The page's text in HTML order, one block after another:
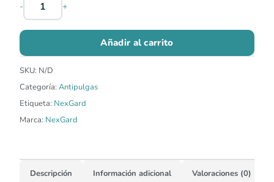
- +
Añadir al carrito
SKU: N/D
Categoría: Antipulgas
Etiqueta: NexGard
Marca: NexGard
Descripción Información adicional Valoraciones (0)